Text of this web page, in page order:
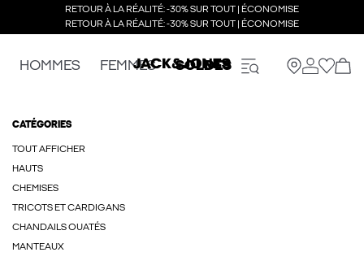
RETOUR À LA RÉALITÉ: -30% SUR TOUT | ÉCONOMISE
RETOUR À LA RÉALITÉ: -30% SUR TOUT | ÉCONOMISE
HOMMES FEMMES SOLDES
CATÉGORIES
TOUT AFFICHER
HAUTS
CHEMISES
TRICOTS ET CARDIGANS
CHANDAILS OUATÉS
MANTEAUX